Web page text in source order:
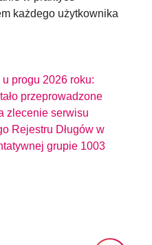
każdego użytkownika
progu 2026 roku:
przeprowadzone
zlecenie serwisu
Rejestru Długów w
grupie 1003